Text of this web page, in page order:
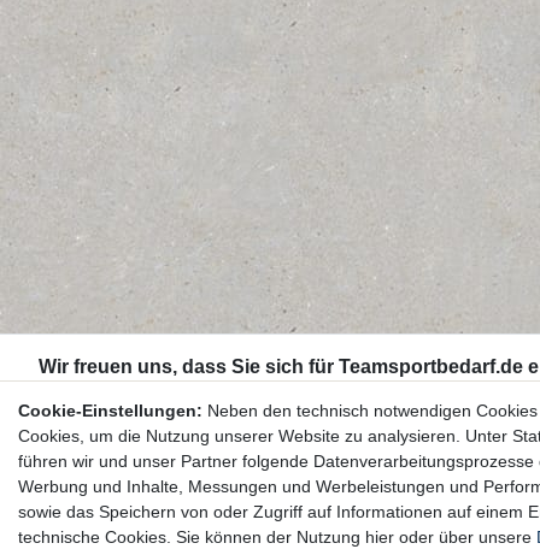
Cookie-Einstellungen: Neben den technisch notwendigen
Cookies, um die Nutzung unserer Website zu analysieren. Unter
führen wir und unser Partner folgende
Werbung und Inhalte, Messungen und Werbeleistungen und
sowie das Speichern von oder Zugriff auf Informationen auf einem
technische Cookies. Sie können der Nutzung hier oder über unsere